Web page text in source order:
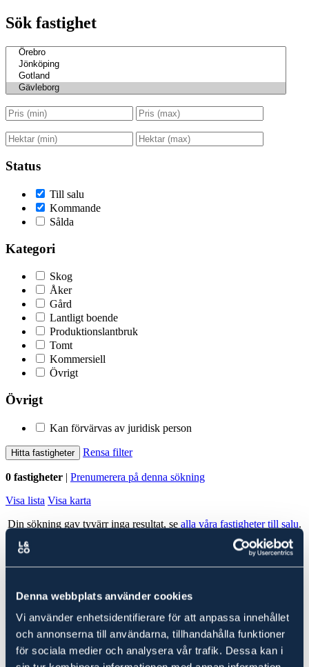
Denna webbplats använder cookies
Vi använder enhetsidentifierare för att anpassa innehållet
och annonserna till användarna, tillhandahålla funktioner
för sociala medier och analysera vår trafik. Dessa kan i
Sök fastighet
Status
Till salu
Kommande
Sålda
Kategori
Skog
Åker
Gård
Lantligt boende
Produktionslantbruk
Tomt
Kommersiell
Övrigt
Övrigt
Kan förvärvas av juridisk person
Hitta fastigheter Rensa filter
0 fastigheter | Prenumerera på denna sökning
Visa lista Visa karta
Din sökning gav tyvärr inga resultat, se alla våra fastigheter till salu.
Ludvig & Co Fastighetsförmedling är landets största förmedlare av
skog- och lantbruksfastigheter. Vi hjälper också varje år många
kunder att köpa en fastighet genom att ge rådgivning till spekulanter
i form av köp- och investeringskalkyler samt värdering.